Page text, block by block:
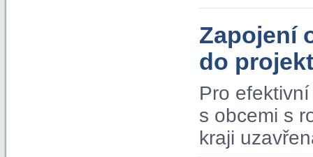
Zapojení
do
Pro
s obcemi s
kraji